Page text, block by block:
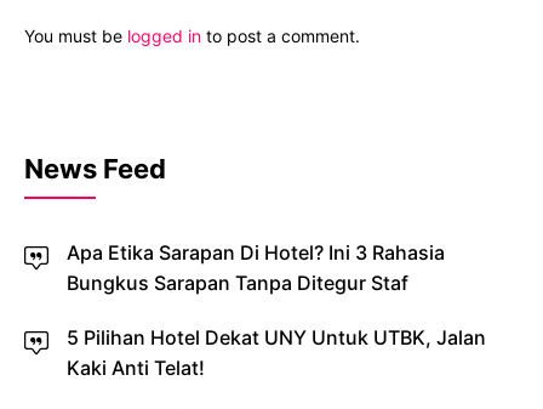
You must be logged in to post a comment.
News Feed
Apa Etika Sarapan Di Hotel? Ini 3 Rahasia
Bungkus Sarapan Tanpa Ditegur Staf
5 Pilihan Hotel Dekat UNY Untuk UTBK, Jalan
Kaki Anti Telat!